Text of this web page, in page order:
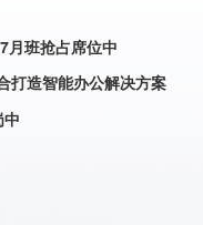
月班抢占席位中
打造智能办公解决方案